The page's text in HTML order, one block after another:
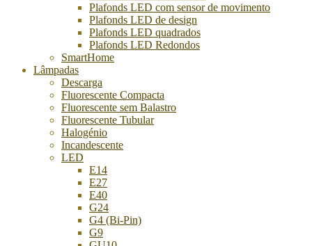
Plafonds LED com sensor de movimento
Plafonds LED de design
Plafonds LED quadrados
Plafonds LED Redondos
SmartHome
Lâmpadas
Descarga
Fluorescente Compacta
Fluorescente sem Balastro
Fluorescente Tubular
Halogénio
Incandescente
LED
E14
E27
E40
G24
G4 (Bi-Pin)
G9